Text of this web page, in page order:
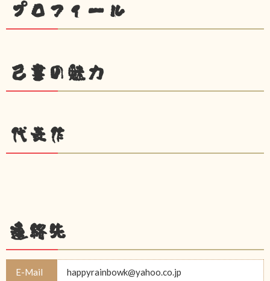
プロフィール
己書の魅力
代表作
連絡先
E-Mail happyrainbowk@yahoo.co.jp